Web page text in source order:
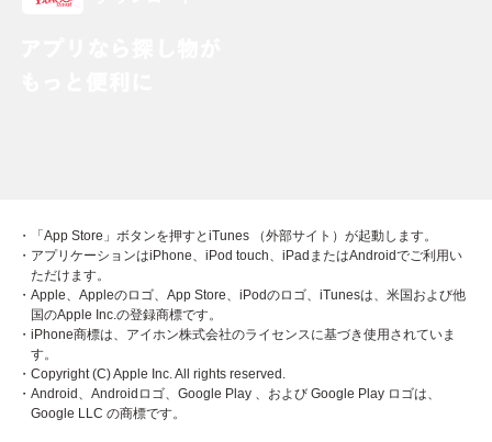
・「App Store」ボタンを押すとiTunes （外部サイト）が起動します。
・アプリケーションはiPhone、iPod touch、iPadまたはAndroidでご利用い
ただけます。
・Apple、Appleのロゴ、App Store、iPodのロゴ、iTunesは、米国および他
国のApple Inc.の登録商標です。
・iPhone商標は、アイホン株式会社のライセンスに基づき使用されていま
す。
・Copyright (C) Apple Inc. All rights reserved.
・Android、Androidロゴ、Google Play 、および Google Play ロゴは、
Google LLC の商標です。